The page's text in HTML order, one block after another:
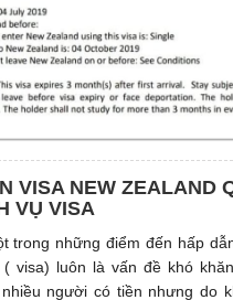
VISA NEW ZEALAND
VỤ VISA
trong những điểm đến hấp
visa) luôn là vấn đề khó
người có tiền nhưng do